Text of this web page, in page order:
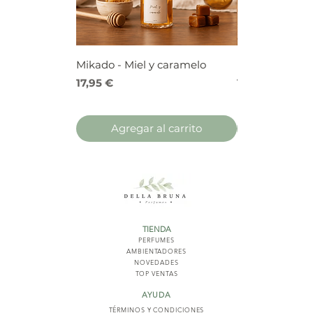
Mikado - Miel y caramelo
Precio
17,95 €
Agregar al carrito
Precio
17,95 €
TIENDA
PERFUMES
AMBIENTADORES
NOVEDADES
TOP VENTAS
AYUDA
TÉRMINOS Y CONDICIONES